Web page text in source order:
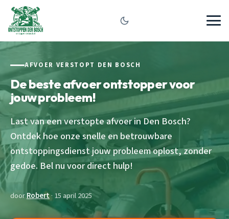
AFVOER VERSTOPT DEN BOSCH
De beste afvoer ontstopper voor
jouw probleem!
Last van een verstopte afvoer in Den Bosch?
Ontdek hoe onze snelle en betrouwbare
ontstoppingsdienst jouw probleem oplost, zonder
gedoe. Bel nu voor direct hulp!
doorRobert· 15 april 2025